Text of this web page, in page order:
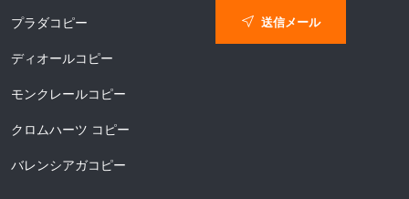
プラダコピー
ディオールコピー
モンクレールコピー
クロムハーツ コピー
バレンシアガコピー
送信メール